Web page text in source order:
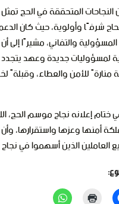
المتحققة في الحج تمثل
شرفًا وأولوية، حيث كان
والتفاني، مشيرًا إلى
لمسؤوليات جديدة وعهد
منارةً للأمن والعطاء، وقبلةً
إعلانه نجاح موسم الحج،
أمنها وعزها واستقرارها،
الذين أسهموا في